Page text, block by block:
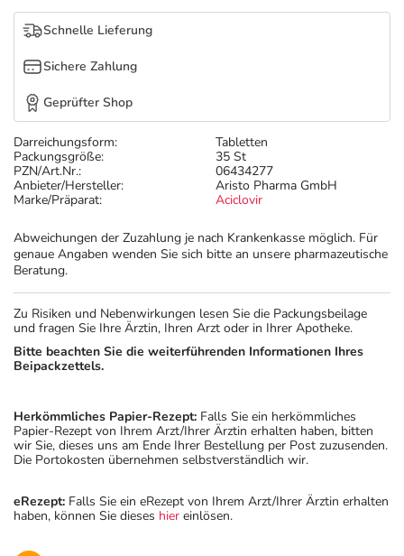
Tierapotheke
Vitamine & Mineralstoffe
Marken
Darreichungsform:
Tabletten
Packungsgröße:
35 St
PZN/Art.Nr.:
06434277
Anbieter/Hersteller:
Aristo Pharma GmbH
Marke/Präparat:
Aciclovir
Abweichungen der Zuzahlung je nach Krankenkasse möglich. Für
genaue Angaben wenden Sie sich bitte an unsere pharmazeutische
Beratung.
Schnelle Lieferung
Sichere Zahlung
Geprüfter Shop
Zu Risiken und Nebenwirkungen lesen Sie die Packungsbeilage
und fragen Sie Ihre Ärztin, Ihren Arzt oder in Ihrer Apotheke.
Bitte beachten Sie die weiterführenden Informationen Ihres
Beipackzettels.
Herkömmliches Papier-Rezept: Falls Sie ein herkömmliches
Papier-Rezept von Ihrem Arzt/Ihrer Ärztin erhalten haben, bitten
wir Sie, dieses uns am Ende Ihrer Bestellung per Post zuzusenden.
Die Portokosten übernehmen selbstverständlich wir.
eRezept: Falls Sie ein eRezept von Ihrem Arzt/Ihrer Ärztin erhalten
haben, können Sie dieses hier einlösen.